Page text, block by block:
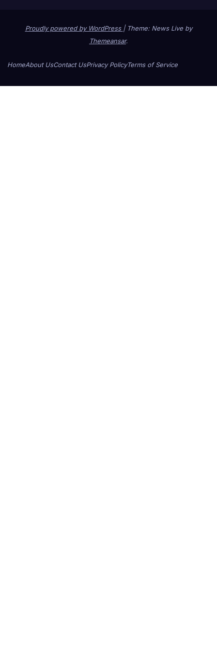
Proudly powered by WordPress | Theme: News Live by
Themeansar.
HomeAbout UsContact UsPrivacy PolicyTerms of Service